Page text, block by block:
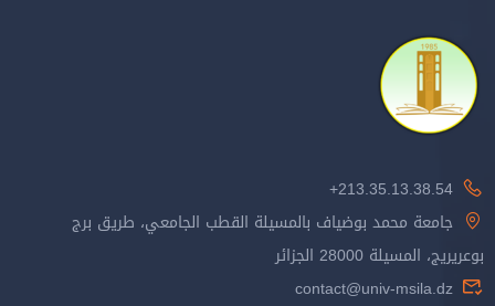
213.35.13.38.54+
جامعة محمد بوضياف بالمسيلة القطب الجامعي، طريق برج
بوعريريج، المسيلة 28000 الجزائر
contact@univ-msila.dz